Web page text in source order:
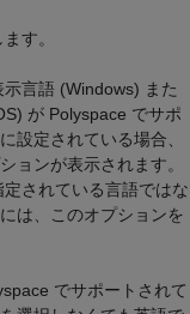
す。
言語 (Windows) また
) が Polyspace でサポ
設定されている場合、
ョンが表示されます。
されている言語ではな
は、このオプションを
でサポートされて